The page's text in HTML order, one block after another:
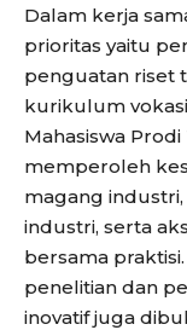
Dalam kerja
prioritas yaitu
penguatan riset
kurikulum
Mahasiswa
memperoleh
magang
industri, serta
bersama
penelitian dan
inovatif juga